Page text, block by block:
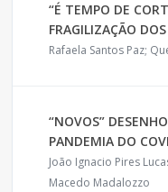
“É TEMPO DE
FRAGILIZAÇÃO
Rafaela Santos Paz;
“NOVOS”
PANDEMIA DO
João Ignacio Pires
Macedo Madalozzo